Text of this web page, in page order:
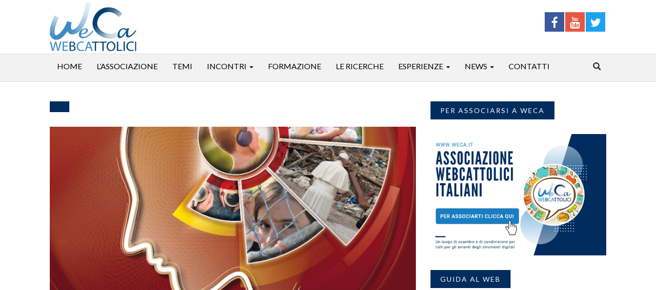
HOME L’ASSOCIAZIONE TEMI INCONTRI FORMAZIONE LE RICERCHE ESPERIENZE NEWS CONTATTI
PER ASSOCIARSI A WECA
GUIDA AL WEB